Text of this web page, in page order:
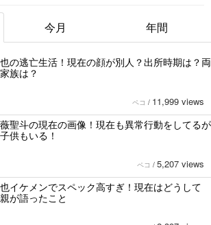
今月 年間
の逃亡生活！現在の顔が別人？出所時期は？両
族は？
ペコ / 11,999 views
聖斗の現在の画像！現在も異常行動をしてるが
供もいる！
ペコ / 5,207 views
イケメンでスペック高すぎ！現在はどうして
が語ったこと